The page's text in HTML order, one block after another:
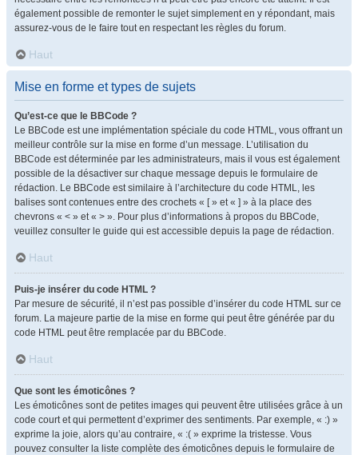
également possible de remonter le sujet simplement en y répondant, mais
assurez-vous de le faire tout en respectant les règles du forum.
Haut
Mise en forme et types de sujets
Qu’est-ce que le BBCode ?
Le BBCode est une implémentation spéciale du code HTML, vous offrant un
meilleur contrôle sur la mise en forme d’un message. L’utilisation du
BBCode est déterminée par les administrateurs, mais il vous est également
possible de la désactiver sur chaque message depuis le formulaire de
rédaction. Le BBCode est similaire à l’architecture du code HTML, les
balises sont contenues entre des crochets « [ » et « ] » à la place des
chevrons « < » et « > ». Pour plus d’informations à propos du BBCode,
veuillez consulter le guide qui est accessible depuis la page de rédaction.
Haut
Puis-je insérer du code HTML ?
Par mesure de sécurité, il n’est pas possible d’insérer du code HTML sur ce
forum. La majeure partie de la mise en forme qui peut être générée par du
code HTML peut être remplacée par du BBCode.
Haut
Que sont les émoticônes ?
Les émoticônes sont de petites images qui peuvent être utilisées grâce à un
code court et qui permettent d’exprimer des sentiments. Par exemple, « :) »
exprime la joie, alors qu’au contraire, « :( » exprime la tristesse. Vous
pouvez consulter la liste complète des émoticônes depuis le formulaire de